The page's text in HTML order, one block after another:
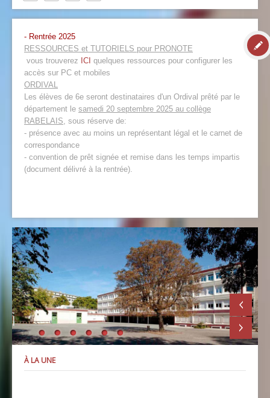
- Rentrée 2025
RESSOURCES et TUTORIELS pour PRONOTE
vous trouverez ICI quelques ressources pour configurer les
accès sur PC et mobiles
ORDIVAL
Les élèves de 6e seront destinataires d'un Ordival prêté par le
département le samedi 20 septembre 2025 au collège
RABELAIS, sous réserve de:
- présence avec au moins un représentant légal et le carnet de
correspondance
- convention de prêt signée et remise dans les temps impartis
(document délivré à la rentrée).
À LA UNE